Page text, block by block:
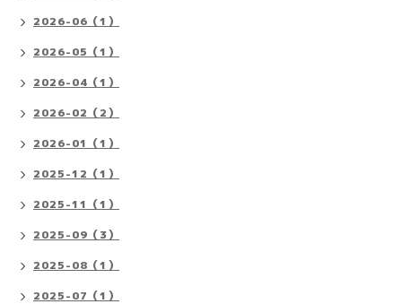
2026-06（1）
2026-05（1）
2026-04（1）
2026-02（2）
2026-01（1）
2025-12（1）
2025-11（1）
2025-09（3）
2025-08（1）
2025-07（1）